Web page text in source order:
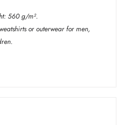
560 g/m².
or outerwear for men,